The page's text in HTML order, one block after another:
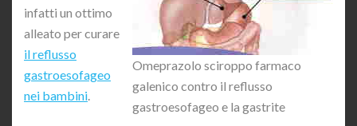
Omeprazolo sciroppo farmaco
galenico contro il reflusso
gastroesofageo e la gastrite
infatti un ottimo
alleato per curare
il reflusso
gastroesofageo
nei bambini